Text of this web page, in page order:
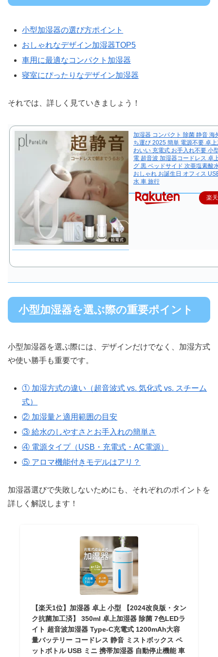
小型加湿器の選び方ポイント
おしゃれなデザイン加湿器TOP5
車用に最適なコンパクト加湿器
寝室にぴったりなデザイン加湿器
それでは、詳しく見ていきましょう！
加湿器 コンパクト 除菌 静音 海
ち運び 2025 簡単 電源不要 卓
わいい 充電式 お手入れ不要 小
電 超音波 加湿器コードレス 卓
グ 黒 ベッドサイド 次亜塩素酸
おしゃれ お誕生日 オフィス
水 車 旅行
楽
小型加湿器を選ぶ際の重要ポイント
小型加湿器を選ぶ際には、デザインだけでなく、加湿方式
や使い勝手も重要です。
① 加湿方式の違い（超音波式 vs. 気化式 vs. スチーム
式）
② 加湿量と適用範囲の目安
③ 給水のしやすさとお手入れの簡単さ
④ 電源タイプ（USB・充電式・AC電源）
⑤ アロマ機能付きモデルはアリ？
加湿器選びで失敗しないためにも、それぞれのポイントを
詳しく解説します！
【楽天1位】加湿器 卓上 小型 【2024改良版・タン
ク抗菌加工済】 350ml 卓上加湿器 除菌 7色LEDラ
イト 超音波加湿器 Type-C充電式 1200mAh大容
量バッテリー コードレス 静音 ミストボックス ペ
ットボトル USB ミニ 携帯加湿器 自動停止機能 車